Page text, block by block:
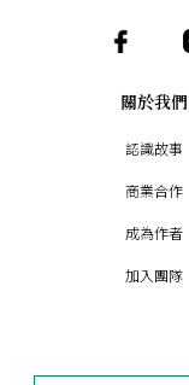
關於我們
認識故事
商業合作
成為作者
加入團隊